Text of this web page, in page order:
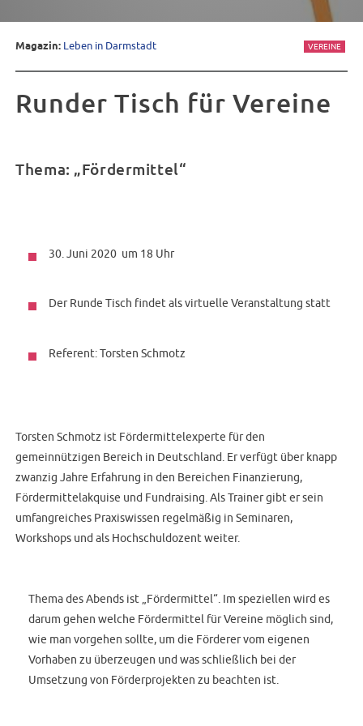
Magazin: Leben in Darmstadt VEREINE
Runder Tisch für Vereine
Thema: „Fördermittel“
30. Juni 2020 um 18 Uhr
Der Runde Tisch findet als virtuelle Veranstaltung statt
Referent: Torsten Schmotz
Torsten Schmotz ist Fördermittelexperte für den
gemeinnützigen Bereich in Deutschland. Er verfügt über knapp
zwanzig Jahre Erfahrung in den Bereichen Finanzierung,
Fördermittelakquise und Fundraising. Als Trainer gibt er sein
umfangreiches Praxiswissen regelmäßig in Seminaren,
Workshops und als Hochschuldozent weiter.
Thema des Abends ist „Fördermittel“. Im speziellen wird es
darum gehen welche Fördermittel für Vereine möglich sind,
wie man vorgehen sollte, um die Förderer vom eigenen
Vorhaben zu überzeugen und was schließlich bei der
Umsetzung von Förderprojekten zu beachten ist.